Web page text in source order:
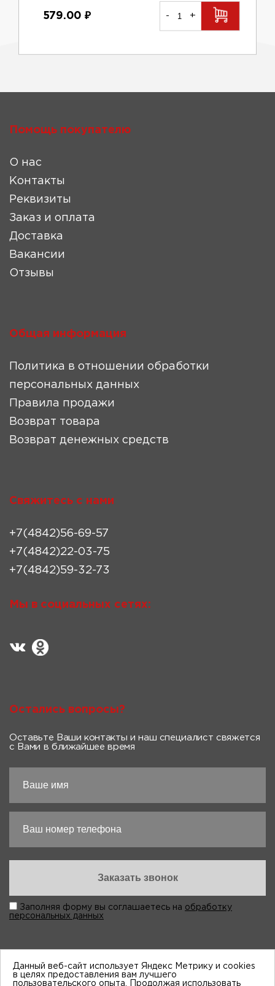
579.00 ₽ - +
Помощь покупателю
О нас
Контакты
Реквизиты
Заказ и оплата
Доставка
Вакансии
Отзывы
Общая информация
Политика в отношении обработки
персональных данных
Правила продажи
Возврат товара
Возврат денежных средств
Свяжитесь с нами
+7(4842)56-69-57
+7(4842)22-03-75
+7(4842)59-32-73
Мы в социальных сетях:
Остались вопросы?
Оставьте Ваши контакты и наш специалист свяжется
с Вами в ближайшее время
Заполняя форму вы соглашаетесь на обработку
персональных данных
Данный веб-сайт использует Яндекс Метрику и cookies
в целях предоставления вам лучшего
пользовательского опыта. Продолжая использовать